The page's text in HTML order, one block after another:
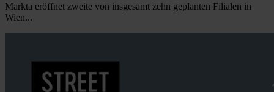
Markta eröffnet zweite von insgesamt zehn geplanten Filialen in
Wien...